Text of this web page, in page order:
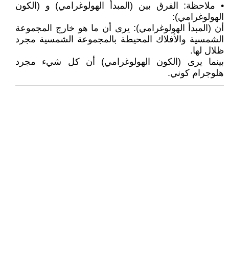
• ملاحظة: الفرق بين (المبدأ الهولوغرامي) و (الكون
الهولوغرامي):
أن (المبدأ الهولوغرامي): يرى أن ما هو خارج المجموعة
الشمسية والأفلاك المحيطة بالمجموعة الشمسية مجرد
ظلال لها.
بينما يرى (الكون الهولوغرامي) أن كل شيء مجرد
هلوجرام كوني.